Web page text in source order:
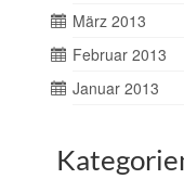
März 2013
Februar 2013
Januar 2013